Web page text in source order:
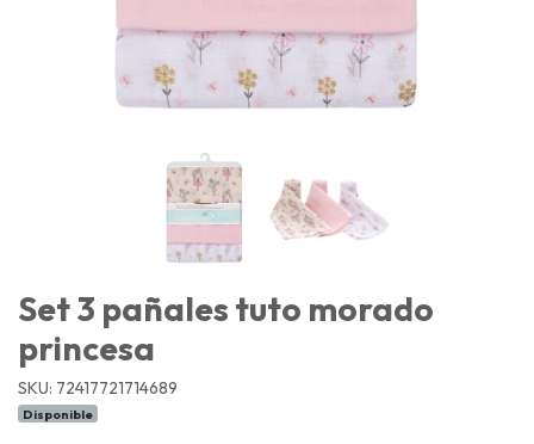
Set 3 pañales tuto morado
princesa
SKU: 72417721714689
Disponible